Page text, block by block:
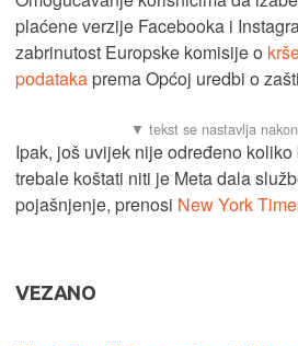
plaćene verzije Facebooka i
zabrinutost Europske komisije o
podataka prema Općoj uredbi o
Ipak, još uvijek nije određeno
trebale koštati niti je Meta dala
pojašnjenje, prenosi New York
VEZANO